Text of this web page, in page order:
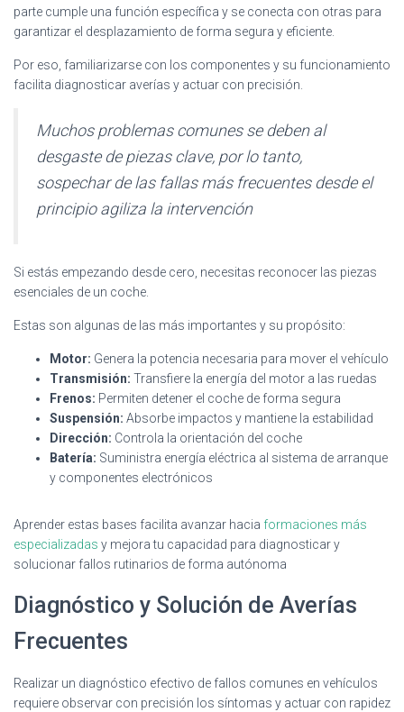
parte cumple una función específica y se conecta con otras para
garantizar el desplazamiento de forma segura y eficiente.
Por eso, familiarizarse con los componentes y su funcionamiento
facilita diagnosticar averías y actuar con precisión.
Muchos problemas comunes se deben al
desgaste de piezas clave, por lo tanto,
sospechar de las fallas más frecuentes desde el
principio agiliza la intervención
Si estás empezando desde cero, necesitas reconocer las piezas
esenciales de un coche.
Estas son algunas de las más importantes y su propósito:
Motor: Genera la potencia necesaria para mover el vehículo
Transmisión: Transfiere la energía del motor a las ruedas
Frenos: Permiten detener el coche de forma segura
Suspensión: Absorbe impactos y mantiene la estabilidad
Dirección: Controla la orientación del coche
Batería: Suministra energía eléctrica al sistema de arranque
y componentes electrónicos
Aprender estas bases facilita avanzar hacia formaciones más
especializadas y mejora tu capacidad para diagnosticar y
solucionar fallos rutinarios de forma autónoma
Diagnóstico y Solución de Averías
Frecuentes
Realizar un diagnóstico efectivo de fallos comunes en vehículos
requiere observar con precisión los síntomas y actuar con rapidez